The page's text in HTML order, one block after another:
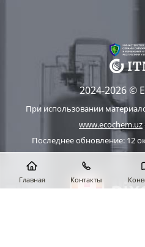
2024-2026 ©
При использовании
www.ecochem.uz
Последнее обновление: 12
Сайт работает
Главная Контакты